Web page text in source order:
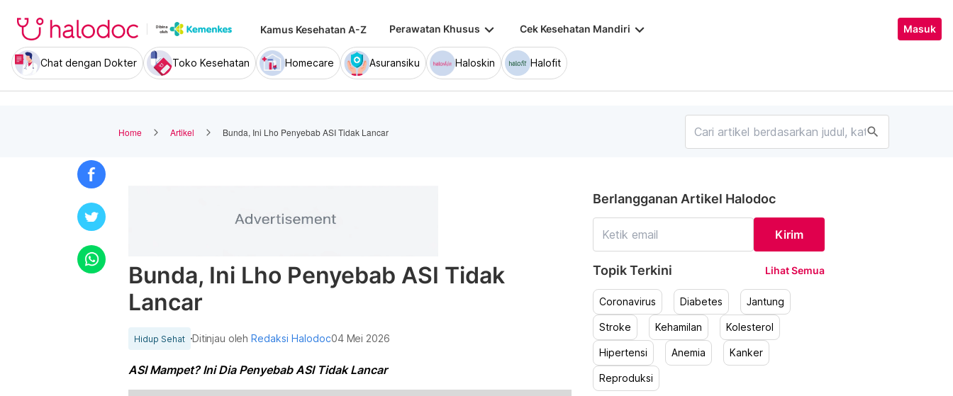
Kamus Kesehatan A-Z Perawatan Khusus keyboard_arrow_down Cek Kesehatan Mandiri keyboard_arrow_down Masuk
Chat dengan Dokter Toko Kesehatan Homecare Asuransiku Haloskin Halofit
Home Artikel Bunda, Ini Lho Penyebab ASI Tidak Lancar search
Bunda, Ini Lho Penyebab ASI Tidak
Lancar
Hidup Sehat Ditinjau olehRedaksi Halodoc04 Mei 2026
ASI Mampet? Ini Dia Penyebab ASI Tidak Lancar
Berlangganan Artikel Halodoc
Kirim
Topik Terkini Lihat Semua
Coronavirus Diabetes Jantung
Stroke Kehamilan Kolesterol
Hipertensi Anemia Kanker
Reproduksi